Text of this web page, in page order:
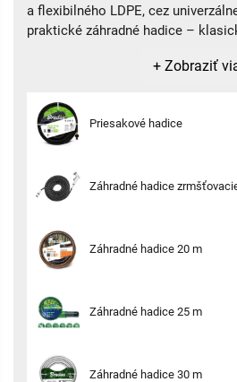
a flexibilného LDPE, cez
praktické záhradné hadice –
funkčnosť, odolnosť a jednoduchú
zámer.Ďalšie hadice ponúkame v
kde nájdete kompletný sortiment
každý projekt, či už ide o bežnú
trávnika alebo špeciálne
+ Zobraziť
Priesakové hadice
Záhradné hadice
Záhradné hadice 20 m
Záhradné hadice 25 m
Záhradné hadice 30 m